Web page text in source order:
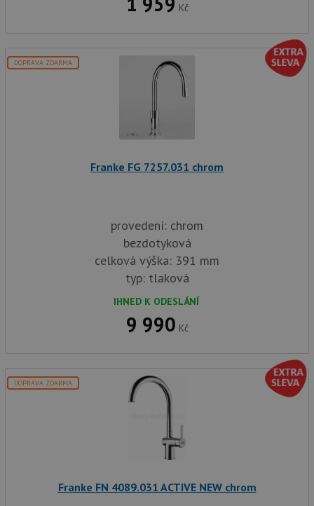
Kč
DOPRAVA ZDARMA
Franke FG 7257.031 chrom
provedení: chrom
bezdotyková
celková výška: 391 mm
typ: tlaková
IHNED K ODESLÁNÍ
9 990 Kč
DOPRAVA ZDARMA
Franke FN 4089.031 ACTIVE NEW chrom